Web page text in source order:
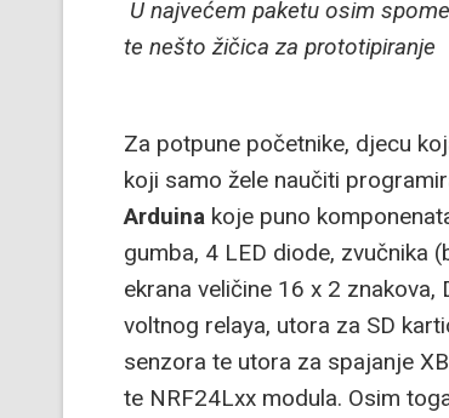
U najvećem paketu osim
te nešto žičica za prototipiranje
Za potpune početnike, djecu
koji samo žele naučiti
Arduina koje puno
gumba, 4 LED diode, zvučnika
ekrana veličine 16 x 2
voltnog relaya, utora za SD
senzora te utora za spajanje
te NRF24Lxx modula. Osim